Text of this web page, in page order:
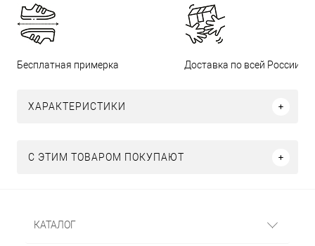
Бесплатная примерка Доставка по всей России
ХАРАКТЕРИСТИКИ
С ЭТИМ ТОВАРОМ ПОКУПАЮТ
КАТАЛОГ